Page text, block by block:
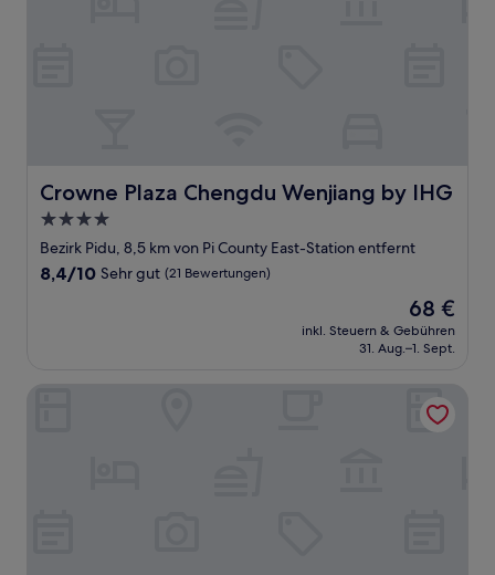
Crowne Plaza Chengdu Wenjiang by IHG
Crowne Plaza Chengdu Wenjiang by IHG
4.0-
Sterne-
Unterkunft
Bezirk Pidu, 8,5 km von Pi County East-Station entfernt
8.4
Bewertungen)
8,4/10 Sehr gut (21 Bewertungen)
Der
Preis
beträgt
68 €
inkl. Steuern & Gebühren
31. Aug.–1. Sept.